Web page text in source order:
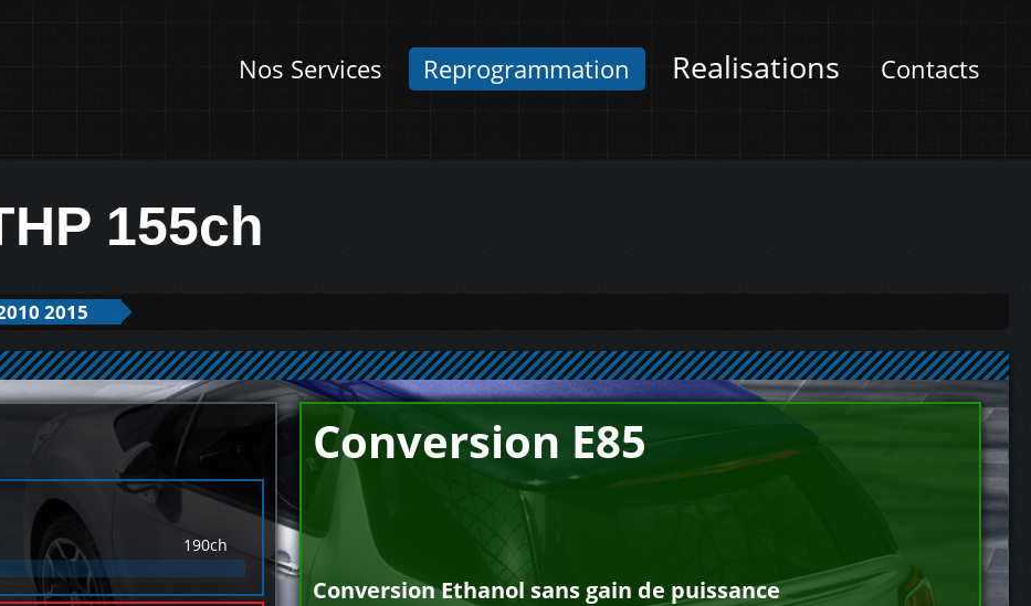
Nos Services Reprogrammation Realisations Contacts
155ch
2015
190ch
Conversion E85
Conversion Ethanol sans gain de puissance